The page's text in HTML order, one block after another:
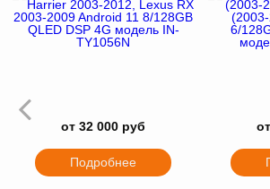
от 32 000 руб
Подробнее